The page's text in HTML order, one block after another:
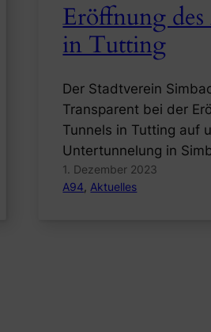
Eröffnung
in Tutting
Der Stadtverein
Transparent bei der
Tunnels in Tutting auf
Untertunnelung in
1. Dezember 2023
A94, Aktuelles